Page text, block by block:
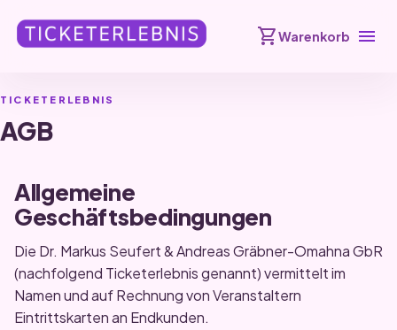
shopping_cartWarenkorb menu
TICKETERLEBNIS
AGB
Allgemeine
Geschäftsbedingungen
Die Dr. Markus Seufert & Andreas Gräbner-Omahna GbR
(nachfolgend Ticketerlebnis genannt) vermittelt im
Namen und auf Rechnung von Veranstaltern
Eintrittskarten an Endkunden.